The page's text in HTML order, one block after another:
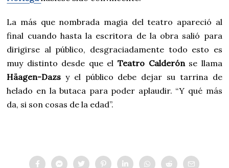
La más que nombrada magia del teatro apareció al
final cuando hasta la escritora de la obra salió para
dirigirse al público, desgraciadamente todo esto es
muy distinto desde que elTeatro Calderónse llama
Häagen-Dazs y el público debe dejar su tarrina de
helado en la butaca para poder aplaudir. “Y qué más
da, si son cosas de la edad”.